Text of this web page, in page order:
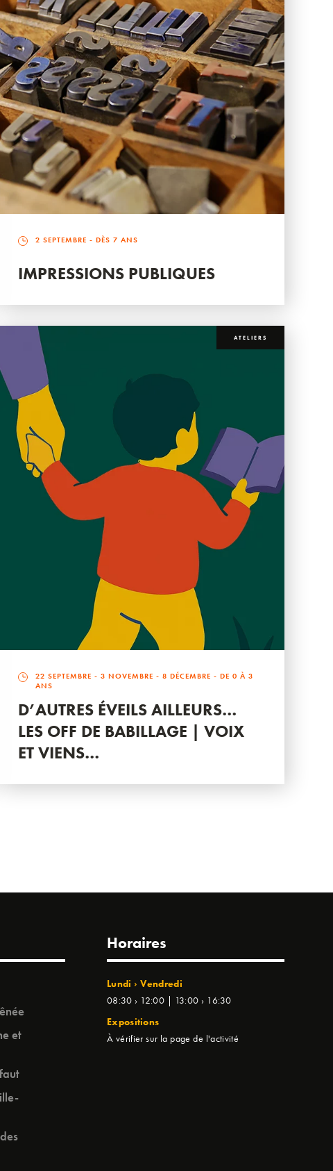
2 SEPTEMBRE - DÈS 7 ANS
IMPRESSIONS PUBLIQUES
ATELIERS
22 SEPTEMBRE -3 NOVEMBRE -8 DÉCEMBRE - DE 0 À 3
ANS
D’AUTRES ÉVEILS AILLEURS…
LES OFF DE BABILLAGE | VOIX
ET VIENS…
et
Horaires
Lundi › Vendredi
08:30 › 12:00 | 13:00 › 16:30
Expositions
À vérifier sur la page de l'activité